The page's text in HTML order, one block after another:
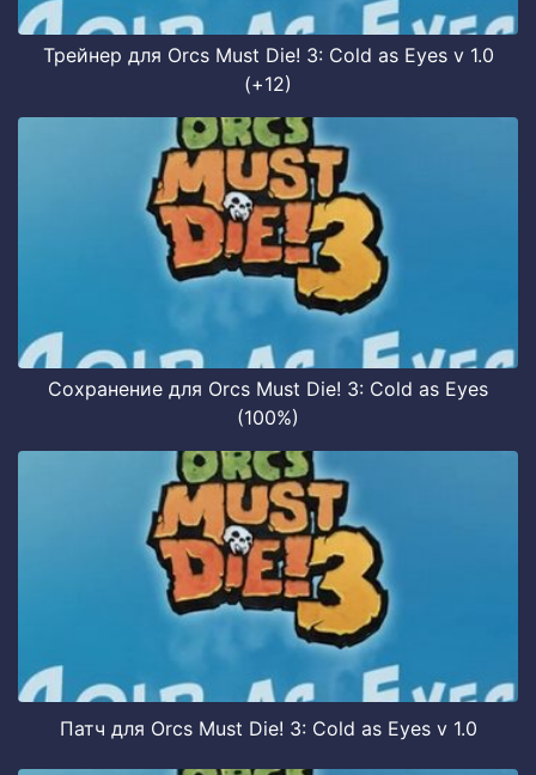
Трейнер для Orcs Must Die! 3: Cold as Eyes v 1.0
(+12)
Сохранение для Orcs Must Die! 3: Cold as Eyes
(100%)
Патч для Orcs Must Die! 3: Cold as Eyes v 1.0